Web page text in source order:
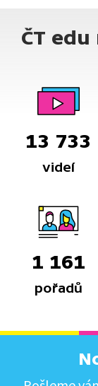
ČT
13 733
videí
1 161
pořadů